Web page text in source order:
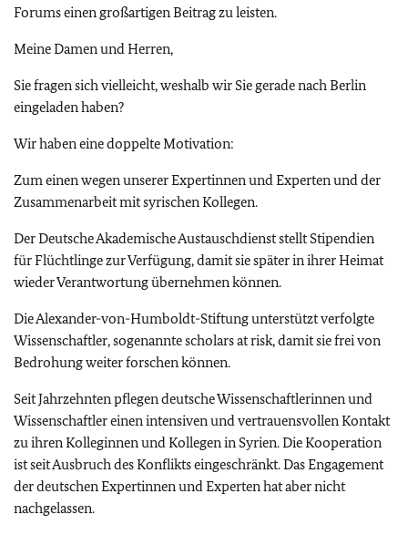
Forums einen großartigen Beitrag zu leisten.
Meine Damen und Herren,
Sie fragen sich vielleicht, weshalb wir Sie gerade nach Berlin
eingeladen haben?
Wir haben eine doppelte Motivation:
Zum einen wegen unserer Expertinnen und Experten und der
Zusammenarbeit mit syrischen Kollegen.
Der Deutsche Akademische Austauschdienst stellt Stipendien
für Flüchtlinge zur Verfügung, damit sie später in ihrer Heimat
wieder Verantwortung übernehmen können.
Die Alexander-von-Humboldt-Stiftung unterstützt verfolgte
Wissenschaftler, sogenannte scholars at risk, damit sie frei von
Bedrohung weiter forschen können.
Seit Jahrzehnten pflegen deutsche Wissenschaftlerinnen und
Wissenschaftler einen intensiven und vertrauensvollen Kontakt
zu ihren Kolleginnen und Kollegen in Syrien. Die Kooperation
ist seit Ausbruch des Konflikts eingeschränkt. Das Engagement
der deutschen Expertinnen und Experten hat aber nicht
nachgelassen.